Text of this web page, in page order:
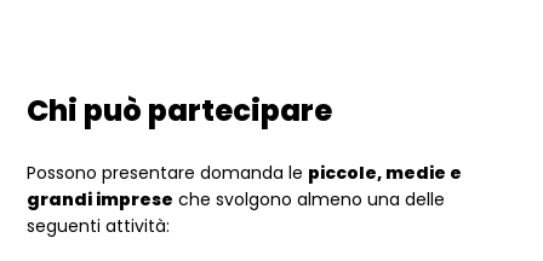
Chi può partecipare
Possono presentare domanda le piccole, medie e
grandi imprese che svolgono almeno una delle
seguenti attività: